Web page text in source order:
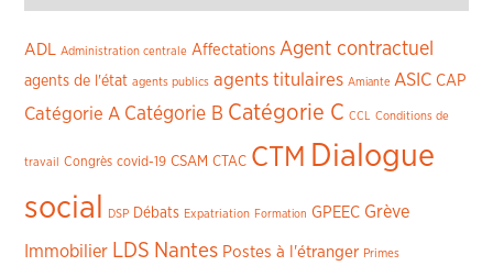
ADL Administration centrale Affectations Agent contractuel
agents de l'état agents publics agents titulaires Amiante ASIC CAP
Catégorie A Catégorie B Catégorie C CCL Conditions de
travail Congrès covid-19 CSAM CTAC CTM Dialogue
social
DSP Débats Expatriation Formation GPEEC Grève
Immobilier LDS Nantes Postes à l'étranger Primes